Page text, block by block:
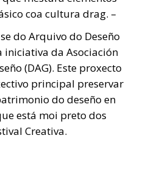
coa cultura drag. –
do Arquivo do Deseño
iniciativa da Asociación
(DAG). Este proxecto
principal preservar
do deseño en
está moi preto dos
Creativa.